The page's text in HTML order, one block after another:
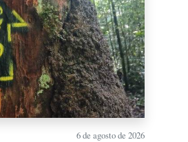
6 de agosto de 2026